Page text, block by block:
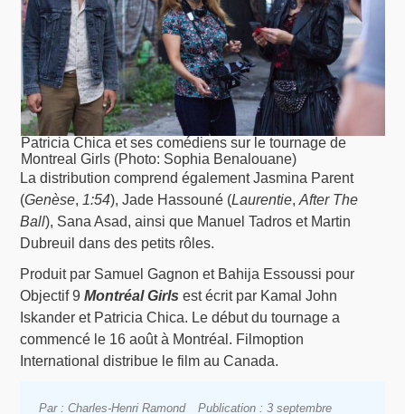
Patricia Chica et ses comédiens sur le tournage de
Montreal Girls (Photo: Sophia Benalouane)
La distribution comprend également Jasmina Parent
(Genèse, 1:54), Jade Hassouné (Laurentie,After The
Ball), Sana Asad, ainsi que Manuel Tadros et Martin
Dubreuil dans des petits rôles.
Produit par Samuel Gagnon et Bahija Essoussi pour
Objectif 9Montréal Girls est écrit par Kamal John
Iskander et Patricia Chica. Le début du tournage a
commencé le 16 août à Montréal. Filmoption
International distribue le film au Canada.
Par : Charles-Henri Ramond
Publication : 3 septembre